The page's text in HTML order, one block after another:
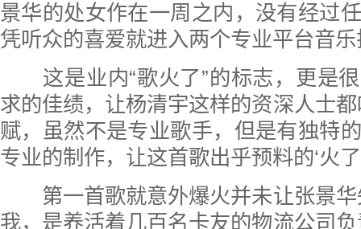
景华的处女作在一周之内，没有经过
凭听众的喜爱就进入两个专业平台音
这是业内“歌火了”的标志，更是很
求的佳绩，让杨清宇这样的资深人士
赋，虽然不是专业歌手，但是有独特
专业的制作，让这首歌出乎预料的‘火了
第一首歌就意外爆火并未让张景华
我，是养活着几百名卡友的物流公司